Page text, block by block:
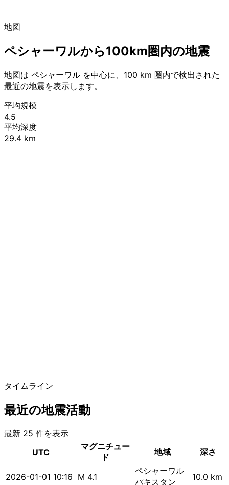
地図
ペシャーワルから100km圏内の地震
地図は ペシャーワル を中心に、100 km 圏内で検出された
最近の地震を表示します。
平均規模
4.5
平均深度
29.4 km
タイムライン
最近の地震活動
最新 25 件を表示
UTC
マグニチュー
ド
地域 深さ
2026-01-01 10:16 M 4.1
ペシャーワル
パキスタン
10.0 km